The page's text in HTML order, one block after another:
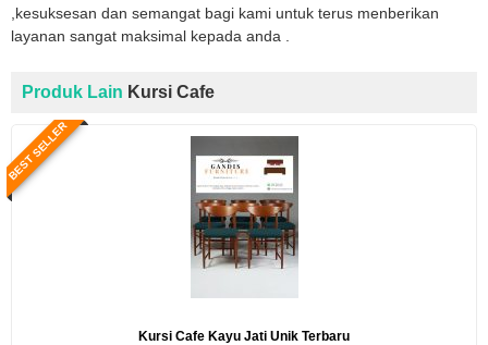
,kesuksesan dan semangat bagi kami untuk terus menberikan
layanan sangat maksimal kepada anda .
Produk Lain Kursi Cafe
BEST SELLER
Kursi Cafe Kayu Jati Unik Terbaru